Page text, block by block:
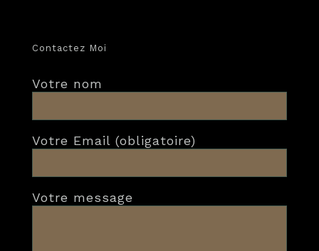
Contactez Moi
Votre nom
Votre Email (obligatoire)
Votre message